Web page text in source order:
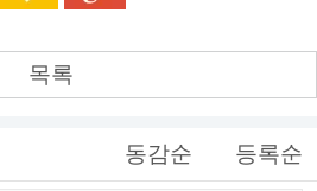
목록
동감순 등록순